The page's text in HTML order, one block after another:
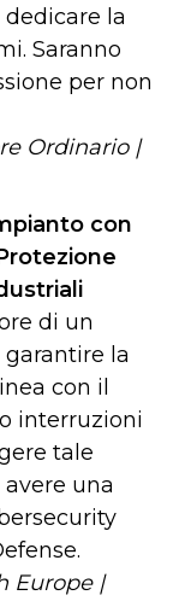
dedicare la
Saranno
per non
Ordinario |
con
di un
la
con il
interruzioni
tale
una
Europe |